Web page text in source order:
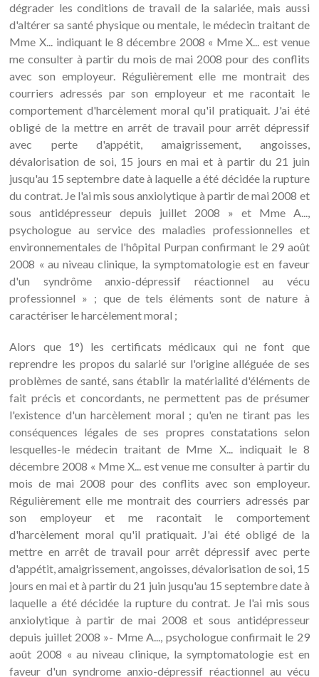
dégrader les conditions de travail de la salariée, mais aussi
d'altérer sa santé physique ou mentale, le médecin traitant de
Mme X... indiquant le 8 décembre 2008 « Mme X... est venue
me consulter à partir du mois de mai 2008 pour des conflits
avec son employeur. Régulièrement elle me montrait des
courriers adressés par son employeur et me racontait le
comportement d'harcèlement moral qu'il pratiquait. J'ai été
obligé de la mettre en arrêt de travail pour arrêt dépressif
avec perte d'appétit, amaigrissement, angoisses,
dévalorisation de soi, 15 jours en mai et à partir du 21 juin
jusqu'au 15 septembre date à laquelle a été décidée la rupture
du contrat. Je l'ai mis sous anxiolytique à partir de mai 2008 et
sous antidépresseur depuis juillet 2008 » et Mme A...,
psychologue au service des maladies professionnelles et
environnementales de l'hôpital Purpan confirmant le 29 août
2008 « au niveau clinique, la symptomatologie est en faveur
d'un syndrôme anxio-dépressif réactionnel au vécu
professionnel » ; que de tels éléments sont de nature à
caractériser le harcèlement moral ;
Alors que 1°) les certificats médicaux qui ne font que
reprendre les propos du salarié sur l'origine alléguée de ses
problèmes de santé, sans établir la matérialité d'éléments de
fait précis et concordants, ne permettent pas de présumer
l'existence d'un harcèlement moral ; qu'en ne tirant pas les
conséquences légales de ses propres constatations selon
lesquelles-le médecin traitant de Mme X... indiquait le 8
décembre 2008 « Mme X... est venue me consulter à partir du
mois de mai 2008 pour des conflits avec son employeur.
Régulièrement elle me montrait des courriers adressés par
son employeur et me racontait le comportement
d'harcèlement moral qu'il pratiquait. J'ai été obligé de la
mettre en arrêt de travail pour arrêt dépressif avec perte
d'appétit, amaigrissement, angoisses, dévalorisation de soi, 15
jours en mai et à partir du 21 juin jusqu'au 15 septembre date à
laquelle a été décidée la rupture du contrat. Je l'ai mis sous
anxiolytique à partir de mai 2008 et sous antidépresseur
depuis juillet 2008 »- Mme A..., psychologue confirmait le 29
août 2008 « au niveau clinique, la symptomatologie est en
faveur d'un syndrome anxio-dépressif réactionnel au vécu